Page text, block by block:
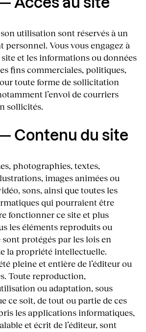
Accès au site
son utilisation sont réservés à un
personnel. Vous vous engagez à
et les informations ou données
fins commerciales, politiques,
toute forme de sollicitation
l’envoi de courriers
sollicités.
Contenu du site
photographies, textes,
images animées ou
sons, ainsi que toutes les
qui pourraient être
fonctionner ce site et plus
les éléments reproduits ou
protégés par les lois en
la propriété intellectuelle.
pleine et entière de l’éditeur ou
Toute reproduction,
ou adaptation, sous
ce soit, de tout ou partie de ces
les applications informatiques,
et écrit de l’éditeur, sont